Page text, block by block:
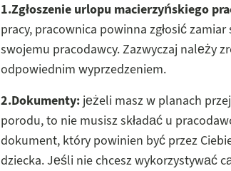
1.Zgłoszenie urlopu macierzyńskiego
pracy, pracownica powinna zgłosić
swojemu pracodawcy. Zazwyczaj należy
odpowiednim wyprzedzeniem.
2.Dokumenty:jeżeli masz w planach
porodu, to nie musisz składać u
dokument, który powinien być przez
dziecka. Jeśli nie chcesz wykorzystywać